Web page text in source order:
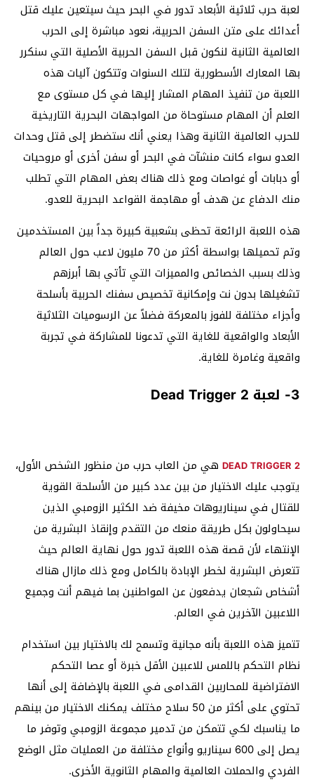
لعبة حرب ثلاثية الأبعاد تدور في البحر حيث سيتعين عليك قتل
أعدائك على متن السفن الحربية، نعود مباشرة إلى الحرب
العالمية الثانية لنكون قبل السفن الحربية الأصلية التي سنكرر
بها المعارك الأسطورية لتلك السنوات وتتكون آليات هذه
اللعبة من تنفيذ المهام المشار إليها في كل مستوى مع
العلم أن المهام مستوحاة من المواجهات البحرية التاريخية
للحرب العالمية الثانية وهذا يعني أنك ستضطر إلى قتل وحدات
العدو سواء كانت منشآت في البحر أو سفن أخرى أو مروحيات
أو دبابات أو غواصات ومع ذلك هناك بعض المهام التي تطلب
منك الدفاع عن هدف أو مهاجمة القواعد البحرية للعدو.
هذه اللعبة الرائعة تحظى بشعبية كبيرة جداً بين المستخدمين
وتم تحميلها بواسطة أكثر من 70 مليون لاعب حول العالم
وذلك بسبب الخصائص والمميزات التي تأتي بها أبرزهم
تشغيلها بدون نت وإمكانية تخصيص سفنك الحربية بأسلحة
وأجزاء مختلفة للفوز بالمعركة فضلاً عن الرسوميات الثلاثية
الأبعاد والواقعية للغاية التي تدعونا للمشاركة في تجربة
واقعية وغامرة للغاية.
3- لعبة Dead Trigger 2
DEAD TRIGGER 2 هي من العاب حرب من منظور الشخص الأول،
يتوجب عليك الاختيار من بين عدد كبير من الأسلحة القوية
للقتال في سيناريوهات مخيفة ضد الكثير الزومبي الذين
سيحاولون بكل طريقة منعك من التقدم وإنقاذ البشرية من
الإنتهاء لأن قصة هذه اللعبة تدور حول نهاية العالم حيث
تتعرض البشرية لخطر الإبادة بالكامل ومع ذلك مازال هناك
أشخاص شجعان يدفعون عن المواطنين بما فيهم أنت وجميع
اللاعبين الآخرين في العالم.
تتميز هذه اللعبة بأنه مجانية وتسمح لك بالاختيار بين استخدام
نظام التحكم باللمس للاعبين الأقل خبرة أو عصا التحكم
الافتراضية للمحاربين القدامى في اللعبة بالإضافة إلى أنها
تحتوي على أكثر من 50 سلاح مختلف يمكنك الاختيار من بينهم
ما يناسبك لكي تتمكن من تدمير مجموعة الزومبي وتوفر ما
يصل إلى 600 سيناريو وأنواع مختلفة من العمليات مثل الوضع
الفردي والحملات العالمية والمهام الثانوية الأخرى.